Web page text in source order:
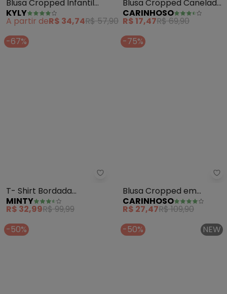
Blusa Cropped Infantil
Menina Básica (Preto)
KYLY
A partir deR$ 34,74R$ 57,90
Blusa Cropped Canelada
Menina (Rosa)
CARINHOSO
R$ 17,47R$ 69,90
-67%
T- Shirt Bordada
Feminina (Rosa)
MINTY
R$ 32,99R$ 99,99
-75%
Blusa Cropped em
Cotelê Menina (Verde)
CARINHOSO
R$ 27,47 R$ 109,90
-50%
-50% NEW